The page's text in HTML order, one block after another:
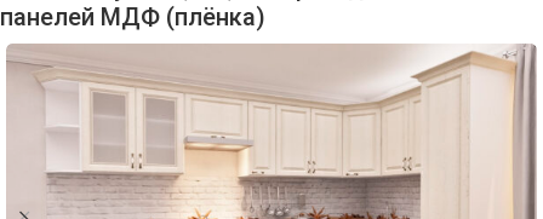
панелей МДФ (плёнка)